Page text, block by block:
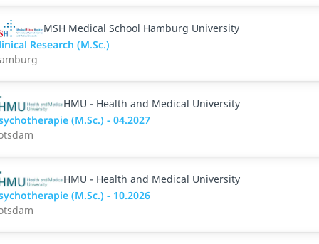
MSH Medical School Hamburg University
Research (M.Sc.)
HMU - Health and Medical University
(M.Sc.) - 04.2027
HMU - Health and Medical University
(M.Sc.) - 10.2026